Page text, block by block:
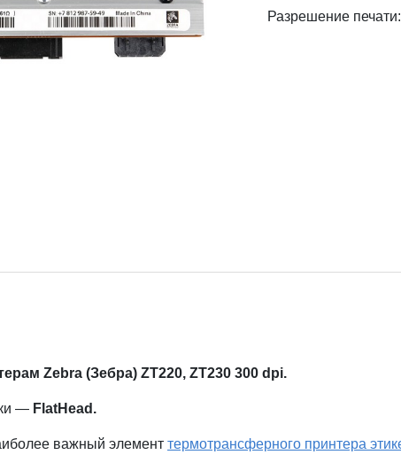
Разрешение печати:
Zebra (Зебра) ZT220, ZT230 300 dpi.
— FlatHead.
важный элемент термотрансферного принтера